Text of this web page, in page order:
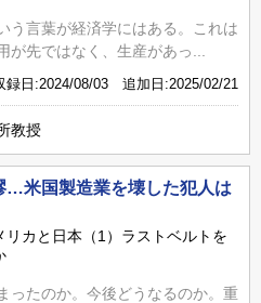
う言葉が経済学にはある。これは
先ではなく、生産があっ...
録日:2024/08/03 追加日:2025/02/21
教授
…米国製造業を壊した犯人は
リカと日本（1）ラストベルトを
ったのか。今後どうなるのか。重